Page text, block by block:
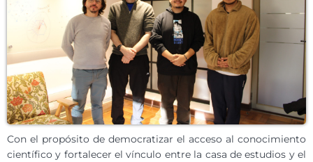
Con el propósito de democratizar el acceso al conocimiento
científico y fortalecer el vínculo entre la casa de estudios y el